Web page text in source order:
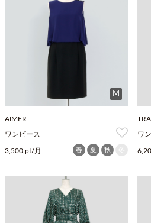
M
AIMER
ワンピース
3,500 pt/月 春 夏 秋
ワ